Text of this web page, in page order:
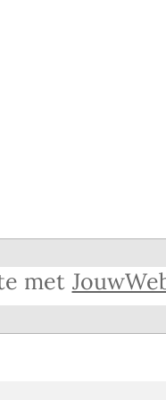
met